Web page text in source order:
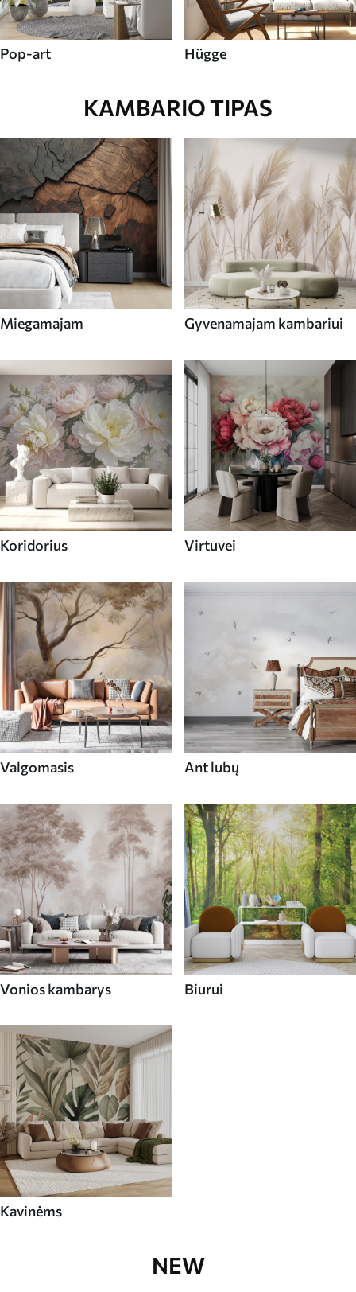
Pop-art Hügge
KAMBARIO TIPAS
Miegamajam Gyvenamajam kambariui
Koridorius Virtuvei
Valgomasis Ant lubų
Vonios kambarys Biurui
Kavinėms
NEW